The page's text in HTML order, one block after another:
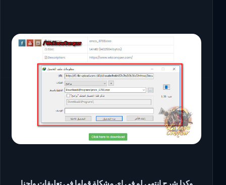
وكدا شرح انتهى لو فى اى مشكلة قولها فى تعليقات واحنا